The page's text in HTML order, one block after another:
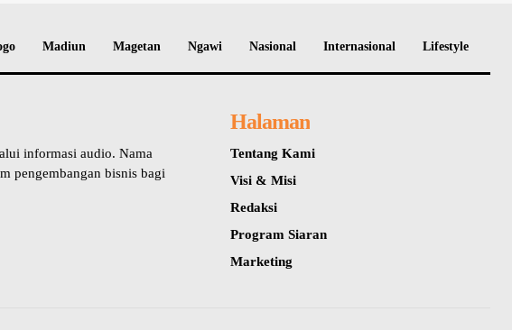
Madiun Magetan Ngawi Nasional Internasional Lifestyle
informasi audio. Nama
pengembangan bisnis bagi
Halaman
Tentang Kami
Visi & Misi
Redaksi
Program Siaran
Marketing